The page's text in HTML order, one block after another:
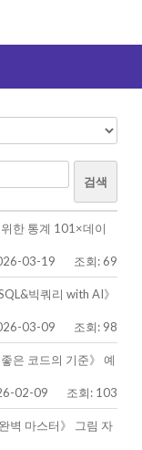
검색
한 통계 101×데이
03-19
조회: 69
빅쿼리 with AI》
03-09
조회: 98
은 코드의 기준》 예
02-09
조회: 103
벽 마스터》 그림 자